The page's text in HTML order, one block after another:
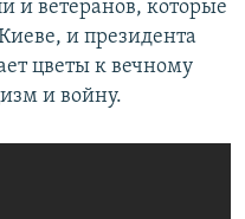
и ветеранов, которые
и президента
цветы к вечному
и войну.